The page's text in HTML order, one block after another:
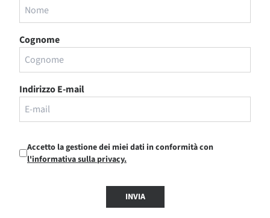
Cognome
Indirizzo E-mail
Accetto la gestione dei miei dati in conformità con
l'informativa sulla privacy.
INVIA